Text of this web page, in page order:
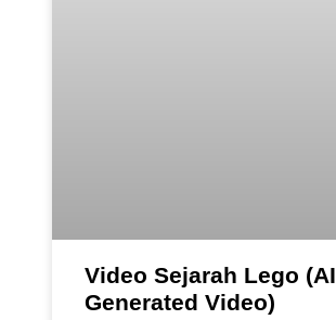
Video Sejarah Lego (AI
Generated Video)